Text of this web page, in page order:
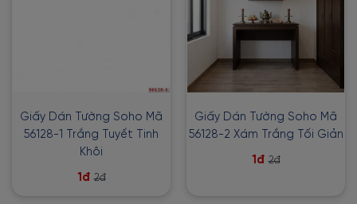
Giấy Dán Tường Soho Mã
56128-1 Trắng Tuyết Tinh
Khôi
1đ 2đ
Giấy Dán Tường Soho Mã
56128-2 Xám Trắng Tối Giản
1đ 2đ